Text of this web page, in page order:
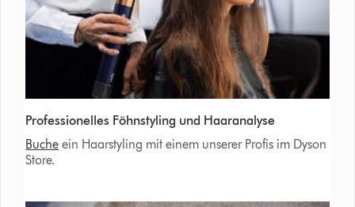
Professionelles Föhnstyling und Haaranalyse
Buche ein Haarstyling mit einem unserer Profis im Dyson
Store.